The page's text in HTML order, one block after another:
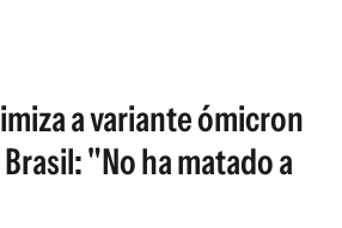
a variante ómicron
"No ha matado a